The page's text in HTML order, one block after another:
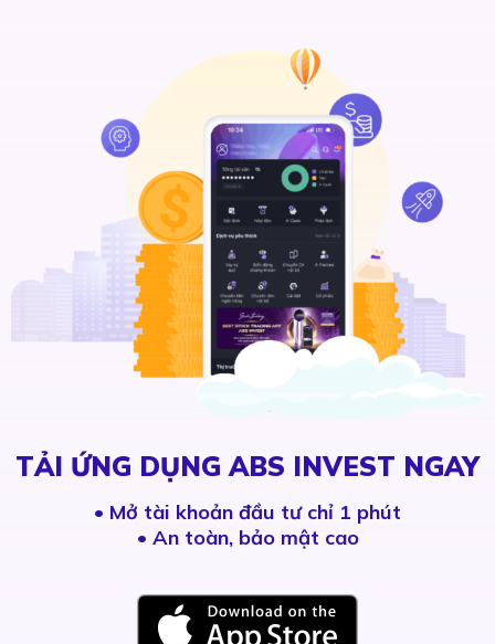
TẢI ỨNG DỤNG ABS INVEST NGAY
• Mở tài khoản đầu tư chỉ 1 phút
• An toàn, bảo mật cao